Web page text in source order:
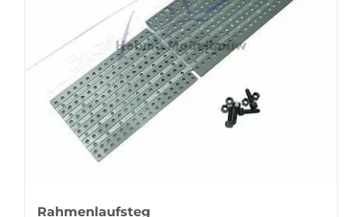
Rahmenlaufsteg